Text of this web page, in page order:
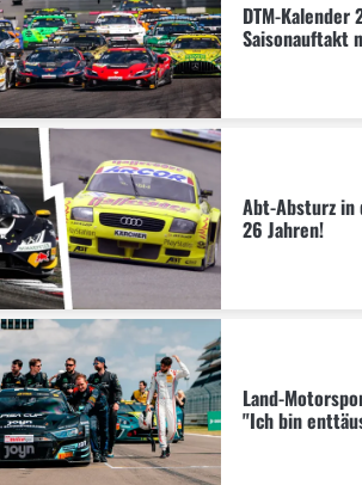
DTM-
Saisonauftakt
Abt-Absturz in
26 Jahren!
Land-
"Ich bin